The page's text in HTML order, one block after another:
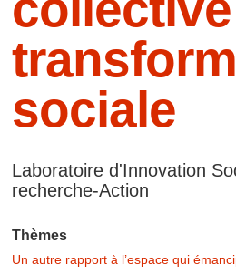
sociale
Laboratoire d'Innovation
recherche-Action
Thèmes
Un autre rapport à l’espace qui